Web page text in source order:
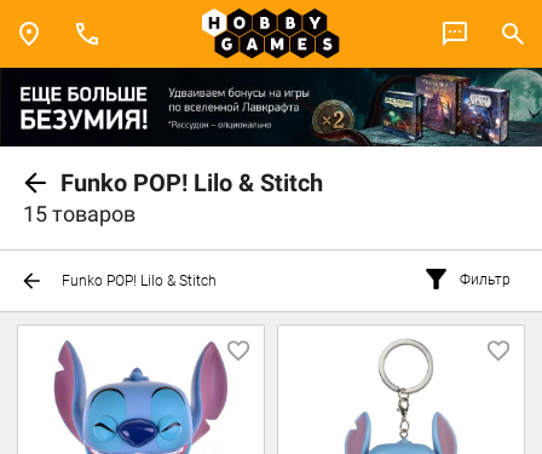
Funko POP! Lilo & Stitch
15 товаров
Funko POP! Lilo & Stitch Фильтр